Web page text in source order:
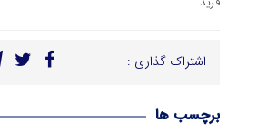
اشتراک گذاری :
برچسب ها